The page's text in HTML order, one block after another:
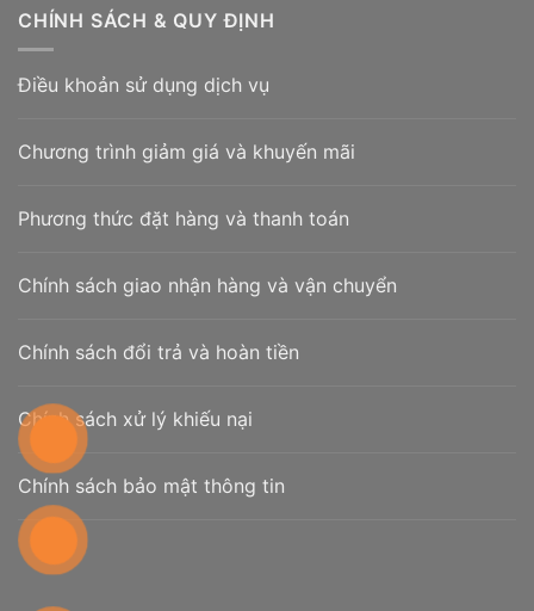
CHÍNH SÁCH & QUY ĐỊNH
Điều khoản sử dụng dịch vụ
Chương trình giảm giá và khuyến mãi
Phương thức đặt hàng và thanh toán
Chính sách giao nhận hàng và vận chuyển
Chính sách đổi trả và hoàn tiền
Chính sách xử lý khiếu nại
Chính sách bảo mật thông tin